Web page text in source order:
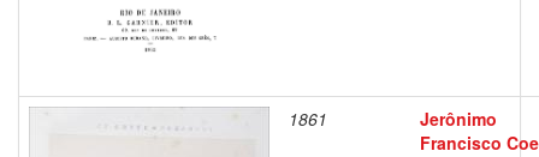
1861
Jerônimo
Francisco